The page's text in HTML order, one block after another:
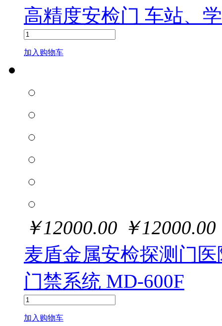
高精度安检门 车站、
加入购物车
￥12000.00 ￥12000.00
麦盾金属安检探测门
门禁系统 MD-600F
加入购物车